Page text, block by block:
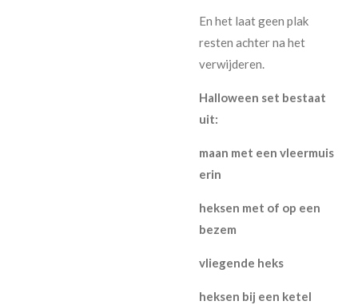
En het laat geen plak
resten achter na het
verwijderen.
Halloween set bestaat
uit:
maan met een vleermuis
erin
heksen met of op een
bezem
vliegende heks
heksen bij een ketel